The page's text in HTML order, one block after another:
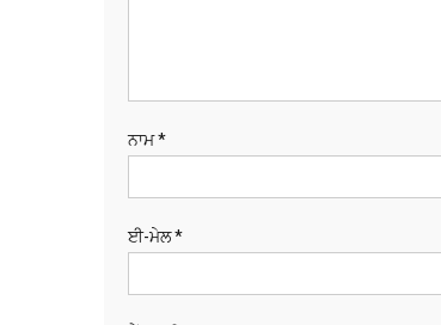
ਨਾਮ*
ਈ-ਮੇਲ*